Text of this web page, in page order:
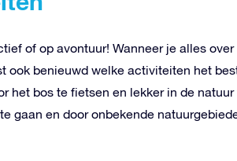
of op avontuur! Wanneer je alles
ook benieuwd welke activiteiten het
het bos te fietsen en lekker in de
gaan en door onbekende